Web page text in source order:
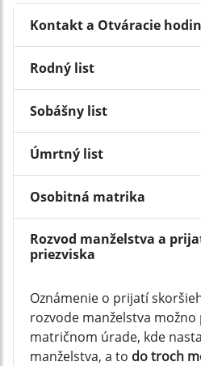
Kontakt a Otváracie
Rodný list
Sobášny list
Úmrtný list
Osobitná matrika
Rozvod manželstva a
priezviska
Oznámenie o prijatí
rozvode manželstva
matričnom úrade, kde
manželstva, a to do troch